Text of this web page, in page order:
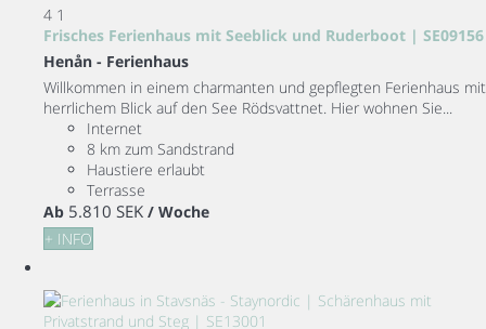
4 1
Frisches Ferienhaus mit Seeblick und Ruderboot | SE09156
Henån - Ferienhaus
Willkommen in einem charmanten und gepflegten Ferienhaus mit
herrlichem Blick auf den See Rödsvattnet. Hier wohnen Sie...
Internet
8 km zum Sandstrand
Haustiere erlaubt
Terrasse
Ab 5.810 SEK / Woche
+ INFO